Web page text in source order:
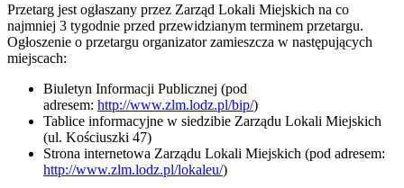
Przetarg jest ogłaszany przez Zarząd Lokali Miejskich na co
najmniej 3 tygodnie przed przewidzianym terminem przetargu.
Ogłoszenie o przetargu organizator zamieszcza w następujących
miejscach:
Biuletyn Informacji Publicznej (pod
adresem: http://www.zlm.lodz.pl/bip/)
Tablice informacyjne w siedzibie Zarządu Lokali Miejskich
(ul. Kościuszki 47)
Strona internetowa Zarządu Lokali Miejskich (pod adresem:
http://www.zlm.lodz.pl/lokaleu/)